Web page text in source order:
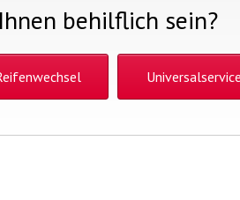
behilflich sein?